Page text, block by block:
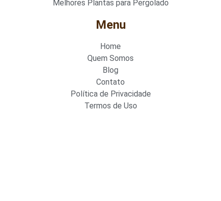
Melhores Plantas para Pergolado
Menu
Home
Quem Somos
Blog
Contato
Política de Privacidade
Termos de Uso